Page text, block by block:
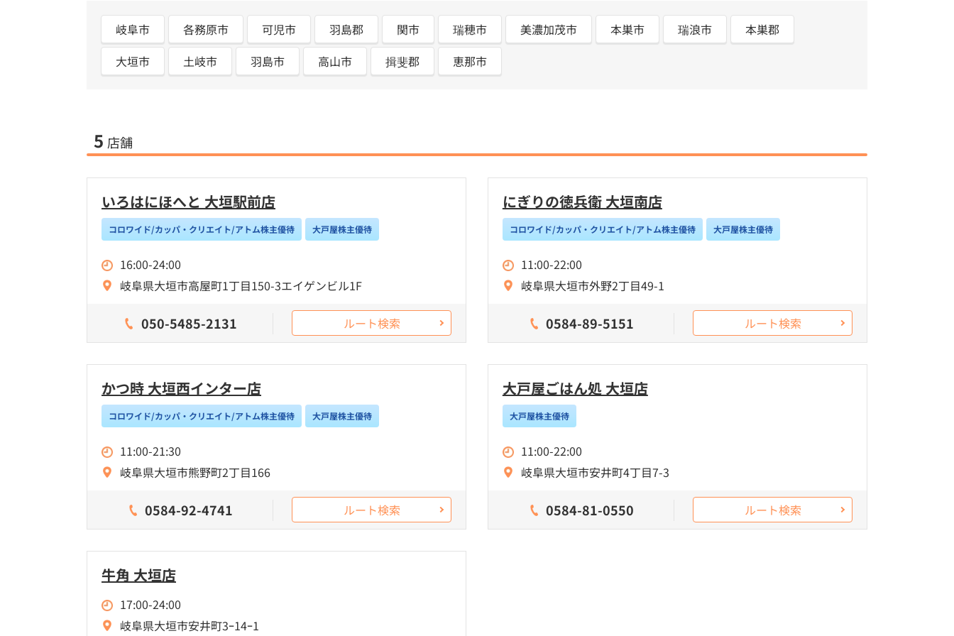
岐阜市 各務原市 可児市 羽島郡 関市 瑞穂市 美濃加茂市 本巣市 瑞浪市
本巣郡
大垣市
土岐市 羽島市 高山市 揖斐郡 恵那市
5 店舗
いろはにほへと 大垣駅前店
コロワイド/カッパ・クリエイト/アトム株主優待 大戸屋株主優待
16:00-24:00
岐阜県大垣市高屋町1丁目150-3エイゲンビル1F
050-5485-2131 ルート検索
にぎりの徳兵衛 大垣南店
コロワイド/カッパ・クリエイト/アトム株主優待 大戸屋株主優待
11:00-22:00
岐阜県大垣市外野2丁目49-1
0584-89-5151 ルート検索
かつ時 大垣西インター店
コロワイド/カッパ・クリエイト/アトム株主優待 大戸屋株主優待
11:00-21:30
岐阜県大垣市熊野町2丁目166
0584-92-4741 ルート検索
大戸屋ごはん処 大垣店
大戸屋株主優待
11:00-22:00
岐阜県大垣市安井町4丁目7-3
0584-81-0550 ルート検索
牛角 大垣店
17:00-24:00
岐阜県大垣市安井町3ｰ14ｰ1